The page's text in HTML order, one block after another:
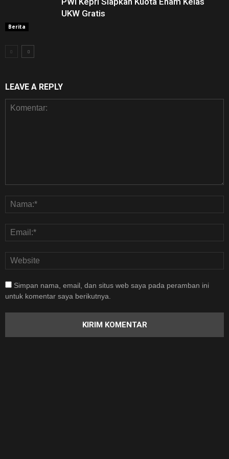
Berita
UKW Gratis
LEAVE A REPLY
Simpan nama, email, dan situs web saya pada peramban ini
untuk komentar saya berikutnya.